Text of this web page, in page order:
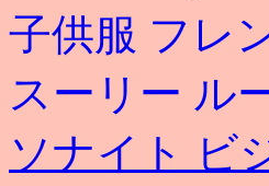
子供服 フレ
スーリー ル
ソナイト ビ